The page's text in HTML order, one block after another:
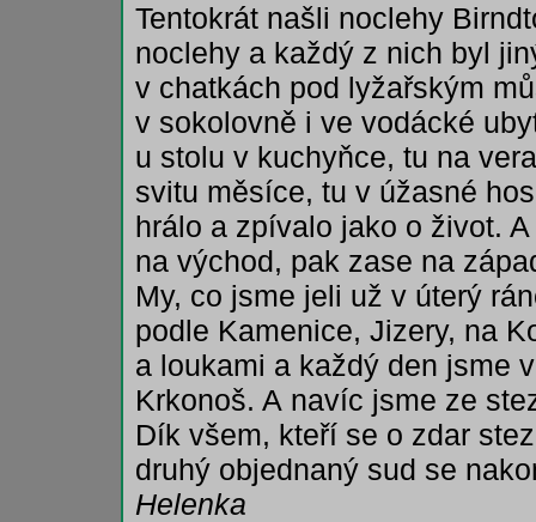
Tentokrát našli noclehy
noclehy a každý z nich byl
v chatkách pod lyžařským
v sokolovně i ve vodácké
u stolu v kuchyňce, tu na
svitu měsíce, tu v úžasné
hrálo a zpívalo jako o život.
na východ, pak zase na
My, co jsme jeli už v úterý
podle Kamenice, Jizery, na
a loukami a každý den jsme
Krkonoš. A navíc jsme ze
Dík všem, kteří se o zdar
druhý objednaný sud se
Helenka